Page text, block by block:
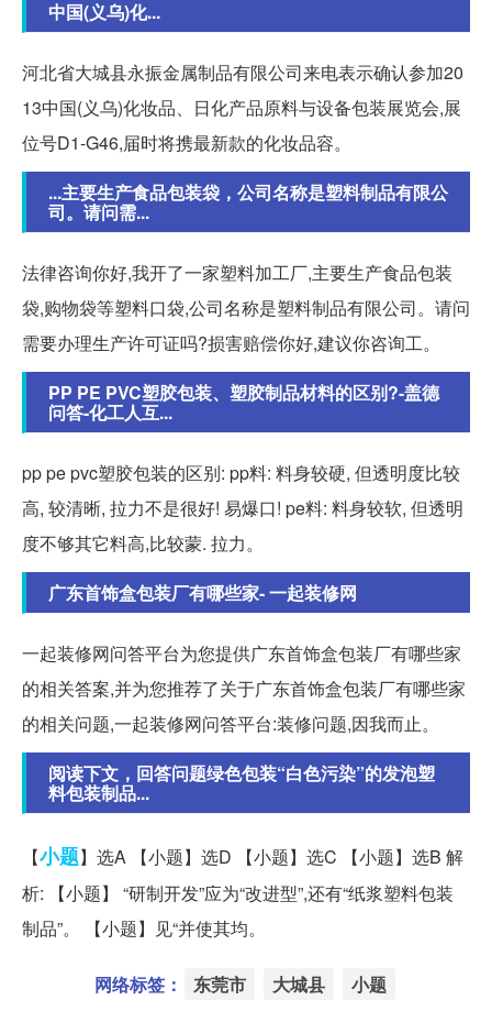
中国(义乌)化...
河北省大城县永振金属制品有限公司来电表示确认参加20
13中国(义乌)化妆品、日化产品原料与设备包装展览会,展
位号D1-G46,届时将携最新款的化妆品容。
...主要生产食品包装袋，公司名称是塑料制品有限公
司。请问需...
法律咨询你好,我开了一家塑料加工厂,主要生产食品包装
袋,购物袋等塑料口袋,公司名称是塑料制品有限公司。请问
需要办理生产许可证吗?损害赔偿你好,建议你咨询工。
PP PE PVC塑胶包装、塑胶制品材料的区别?-盖德
问答-化工人互...
pp pe pvc塑胶包装的区别: pp料: 料身较硬, 但透明度比较
高, 较清晰, 拉力不是很好! 易爆口! pe料: 料身较软, 但透明
度不够其它料高,比较蒙. 拉力。
广东首饰盒包装厂有哪些家- 一起装修网
一起装修网问答平台为您提供广东首饰盒包装厂有哪些家
的相关答案,并为您推荐了关于广东首饰盒包装厂有哪些家
的相关问题,一起装修网问答平台:装修问题,因我而止。
阅读下文，回答问题绿色包装“白色污染”的发泡塑
料包装制品...
【小题】选A 【小题】选D 【小题】选C 【小题】选B 解
析: 【小题】 “研制开发”应为“改进型”,还有“纸浆塑料包装
制品”。 【小题】见“并使其均。
网络标签： 东莞市 大城县 小题